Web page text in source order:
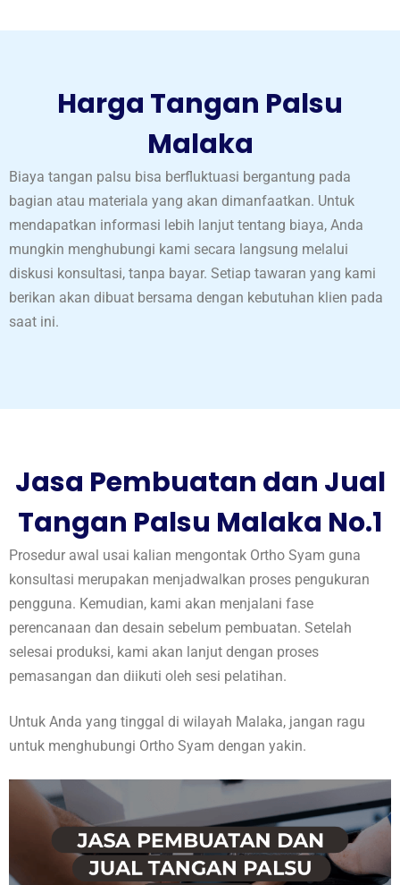
Harga Tangan Palsu
Malaka
Biaya tangan palsu bisa berfluktuasi bergantung pada
bagian atau materiala yang akan dimanfaatkan. Untuk
mendapatkan informasi lebih lanjut tentang biaya, Anda
mungkin menghubungi kami secara langsung melalui
diskusi konsultasi, tanpa bayar. Setiap tawaran yang kami
berikan akan dibuat bersama dengan kebutuhan klien pada
saat ini.
Jasa Pembuatan dan Jual
Tangan Palsu Malaka No.1
Prosedur awal usai kalian mengontak Ortho Syam guna
konsultasi merupakan menjadwalkan proses pengukuran
pengguna. Kemudian, kami akan menjalani fase
perencanaan dan desain sebelum pembuatan. Setelah
selesai produksi, kami akan lanjut dengan proses
pemasangan dan diikuti oleh sesi pelatihan.
Untuk Anda yang tinggal di wilayah Malaka, jangan ragu
untuk menghubungi Ortho Syam dengan yakin.